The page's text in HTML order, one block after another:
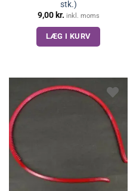
stk.)
9,00 kr. inkl. moms
LÆG I KURV